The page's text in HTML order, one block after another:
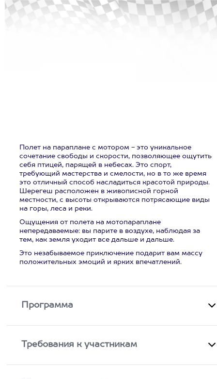
Полет на параплане с мотором - это уникальное
сочетание свободы и скорости, позволяющее ощутить
себя птицей, парящей в небесах. Это спорт,
требующий мастерства и смелости, но в то же время
это отличный способ насладиться красотой природы.
Шерегеш расположен в живописной горной
местности, с высоты открываются потрясающие виды
на горы, леса и реки.
Ощущения от полета на мотопараплане
непередаваемые: вы парите в воздухе, наблюдая за
тем, как земля уходит все дальше и дальше.
Это незабываемое приключение подарит вам массу
положительных эмоций и ярких впечатлений.
Программа
Требования к участникам